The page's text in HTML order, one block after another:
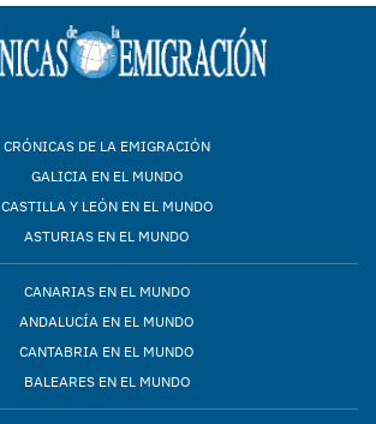
CRÓNICAS DE LA EMIGRACIÓN
GALICIA EN EL MUNDO
CASTILLA Y LEÓN EN EL MUNDO
ASTURIAS EN EL MUNDO
CANARIAS EN EL MUNDO
ANDALUCÍA EN EL MUNDO
CANTABRIA EN EL MUNDO
BALEARES EN EL MUNDO